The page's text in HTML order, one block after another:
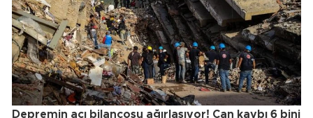
Depremin acı bilançosu ağırlaşıyor! Can kaybı 6 bini